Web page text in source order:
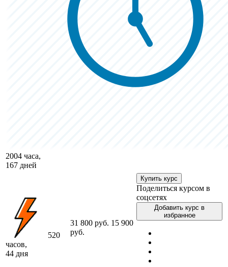
2004 часа,
167 дней
520
часов,
44 дня
31 800 руб. 15 900
руб.
Купить курс
Поделиться курсом в
соцсетях
Добавить курс в
избранное